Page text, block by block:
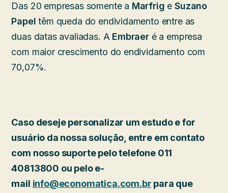
Das 20 empresas somente a Marfrig eSuzano
Papel têm queda do endividamento entre as
duas datas avaliadas. A Embraeré a empresa
com maior crescimento do endividamento com
70,07%.
Caso deseje personalizar um estudo e for
usuário da nossa solução, entre em contato
com nosso suporte pelo telefone 011
40813800 ou pelo e-
mail info@economatica.com.br para que